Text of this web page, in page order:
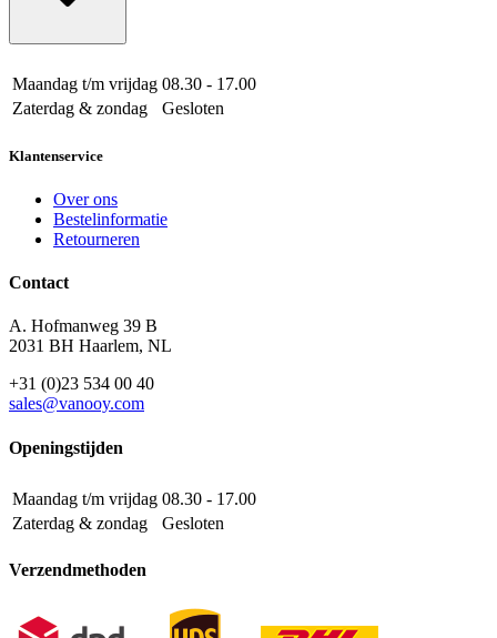
Maandag t/m vrijdag 08.30 - 17.00
Zaterdag & zondag
Gesloten
Klantenservice
Over ons
Bestelinformatie
Retourneren
Contact
A. Hofmanweg 39 B
2031 BH Haarlem, NL
+31 (0)23 534 00 40
sales@vanooy.com
Openingstijden
Maandag t/m vrijdag 08.30 - 17.00
Zaterdag & zondag
Gesloten
Verzendmethoden